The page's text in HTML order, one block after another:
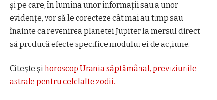
și pe care, în lumina unor informații sau a unor
evidențe, vor să le corecteze cât mai au timp sau
înainte ca revenirea planetei Jupiter la mersul direct
să producă efecte specifice modului ei de acțiune.
Citește și horoscop Urania săptămânal, previziunile
astrale pentru celelalte zodii.